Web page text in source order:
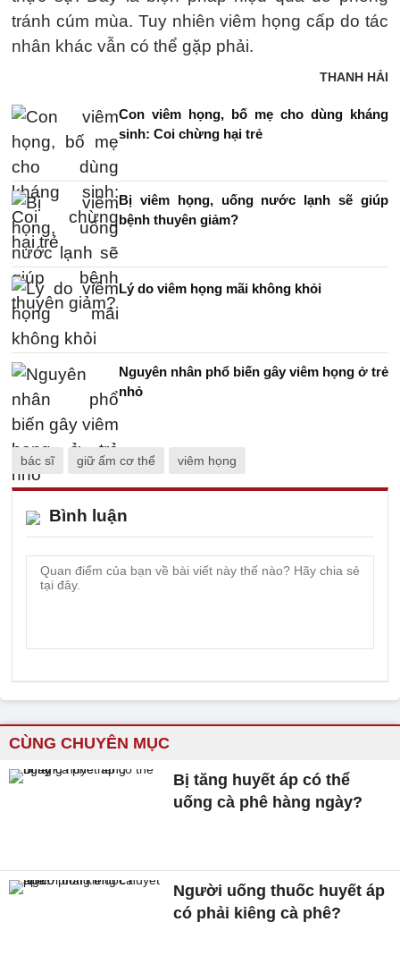
tránh cúm mùa. Tuy nhiên viêm họng cấp do tác
nhân khác vẫn có thể gặp phải.
THANH HẢI
Con viêm họng, bố mẹ cho dùng kháng
sinh: Coi chừng hại trẻ
Bị viêm họng, uống nước lạnh sẽ giúp
bệnh thuyên giảm?
Lý do viêm họng mãi không khỏi
Nguyên nhân phổ biến gây viêm họng ở trẻ
nhỏ
bác sĩ giữ ấm cơ thể viêm họng
Bình luận
CÙNG CHUYÊN MỤC
Bị tăng huyết áp có thể
uống cà phê hàng ngày?
Người uống thuốc huyết áp
có phải kiêng cà phê?